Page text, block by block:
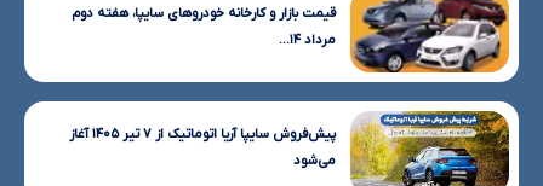
قیمت بازار و کارخانه خودروهای سایپا، هفته دوم
مرداد ۱۴...
پیش‌فروش سایپا آریا اتوماتیک از ۷ تیر ۱۴۰۵ آغاز
می‌شود